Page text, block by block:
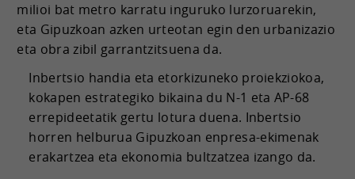
milioi bat metro karratu inguruko lurzoruarekin,
eta Gipuzkoan azken urteotan egin den urbanizazio
eta obra zibil garrantzitsuena da.
Inbertsio handia eta etorkizuneko proiekziokoa,
kokapen estrategiko bikaina du N-1 eta AP-68
errepideetatik gertu lotura duena. Inbertsio
horren helburua Gipuzkoan enpresa-ekimenak
erakartzea eta ekonomia bultzatzea izango da.